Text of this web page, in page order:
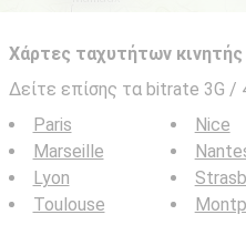
Χάρτες ταχυτήτων
Δείτε επίσης τα bitrate 3G /
Paris
Marseille
Lyon
Toulouse
Nice